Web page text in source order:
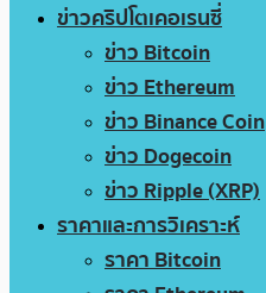
ข่าวคริปโตเคอเรนซี่
ข่าว Bitcoin
ข่าว Ethereum
ข่าว Binance Coin
ข่าว Dogecoin
ข่าว Ripple (XRP)
ราคาและการวิเคราะห์
ราคา Bitcoin